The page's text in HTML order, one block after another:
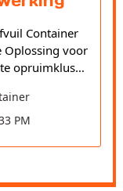
Container
Oplossing voor
opruimklus…
PM